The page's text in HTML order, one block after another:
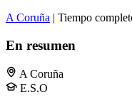
A Coruña | Tiempo
En resumen
A Coruña
E.S.O